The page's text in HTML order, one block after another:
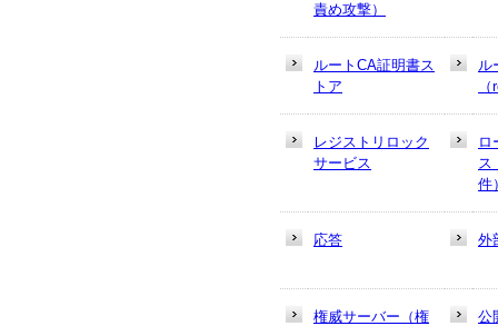
責め攻撃）
ルートCA証明書ス
トア
ル
レジストリロック
サービス
ロ
ス
件
応答 外
権威サーバー（権
公